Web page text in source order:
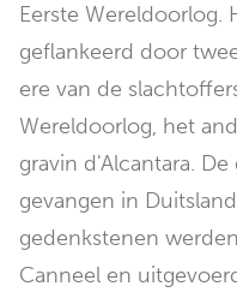
Eerste Wereldoorlog.
geflankeerd door
ere van de
Wereldoorlog, het
gravin d'Alcantara.
gevangen in
gedenkstenen
Canneel en